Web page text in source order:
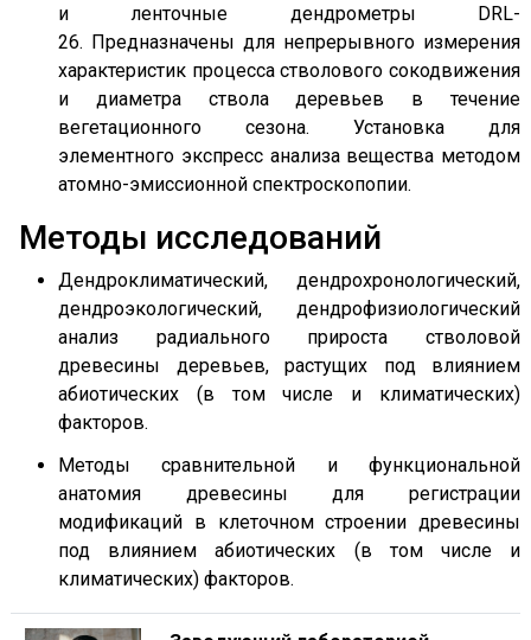
и ленточные дендрометры DRL-
26. Предназначены для непрерывного измерения
характеристик процесса стволового сокодвижения
и диаметра ствола деревьев в течение
вегетационного сезона. Установка для
элементного экспресс анализа вещества методом
атомно-эмиссионной спектроскопопии.
Методы исследований
Дендроклиматический, дендрохронологический,
дендроэкологический, дендрофизиологический
анализ радиального прироста стволовой
древесины деревьев, растущих под влиянием
абиотических (в том числе и климатических)
факторов.
Методы сравнительной и функциональной
анатомия древесины для регистрации
модификаций в клеточном строении древесины
под влиянием абиотических (в том числе и
климатических) факторов.